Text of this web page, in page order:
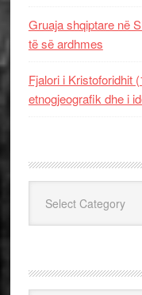
Gruaja shqiptare në
të së ardhmes
Fjalori i Kristoforidhit
etnogjeografik dhe i